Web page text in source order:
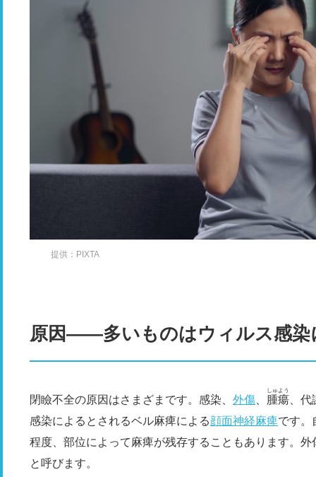
提供：PIXTA
原因――多いものはウィルス感染
閉瞼不全の原因はさまざまです。感染、 外傷 腫瘍
しゅよう
、
感染によるとされるベル麻痺による顔面神経麻痺です。
程度、部位によって麻痺が残存することもあります。
と呼びます。